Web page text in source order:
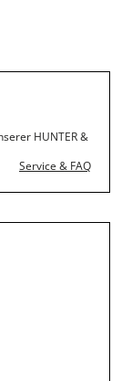
HUNTER &
Service & FAQ